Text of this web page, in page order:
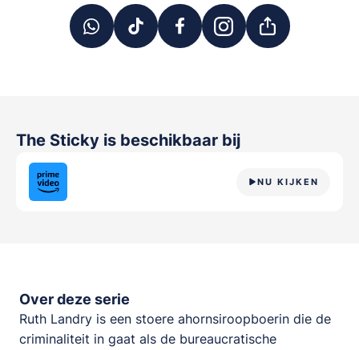
The Sticky is beschikbaar bij
NU KIJKEN
Over deze serie
Ruth Landry is een stoere ahornsiroopboerin die de
criminaliteit in gaat als de bureaucratische